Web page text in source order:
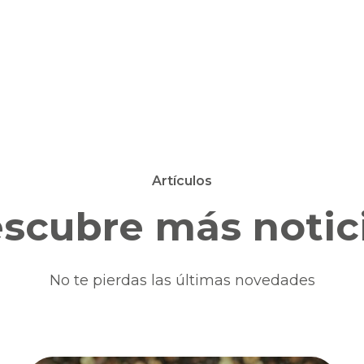
Artículos
más
No te pierdas las últimas novedades